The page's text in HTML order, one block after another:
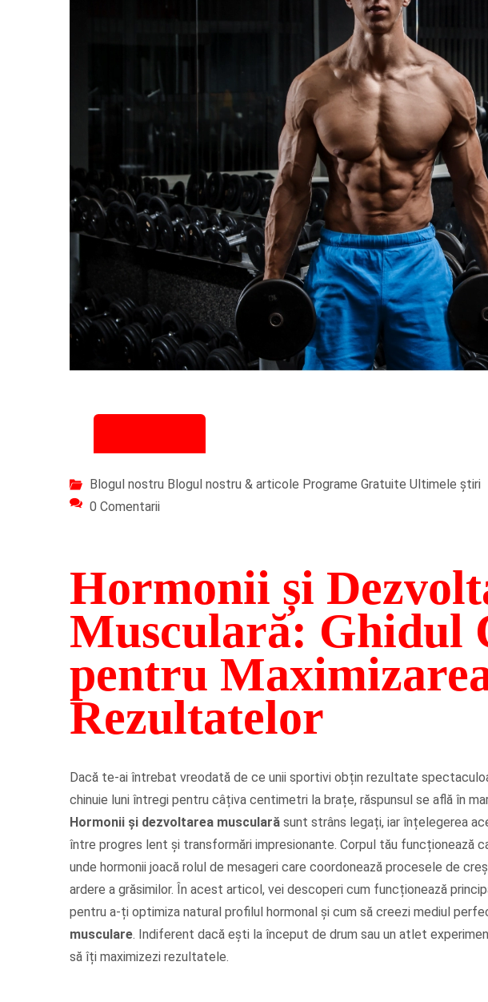
Blogul nostru Blogul nostru & articole Programe Gratuite Ultimele știri
0 Comentarii
Hormonii și
Musculară: Ghidul
pentru
Rezultatelor
Dacă te-ai întrebat vreodată de ce unii sportivi obțin rezultate
chinuie luni întregi pentru câțiva centimetri la brațe, răspunsul se află în
Hormonii și dezvoltarea musculară sunt strâns legați, iar înțelegerea
între progres lent și transformări impresionante. Corpul tău funcționează
unde hormonii joacă rolul de mesageri care coordonează procesele de
ardere a grăsimilor. În acest articol, vei descoperi cum funcționează
pentru a-ți optimiza natural profilul hormonal și cum să creezi mediul
musculare. Indiferent dacă ești la început de drum sau un atlet
să îți maximizezi rezultatele.